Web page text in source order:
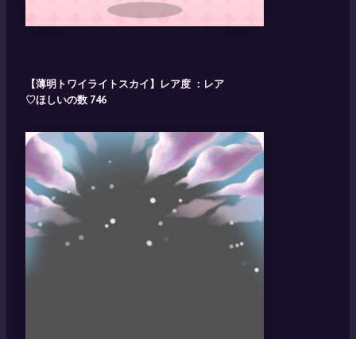
【薄明トワイライトスカイ】レア度 ：レア
♡ほしいの数 746